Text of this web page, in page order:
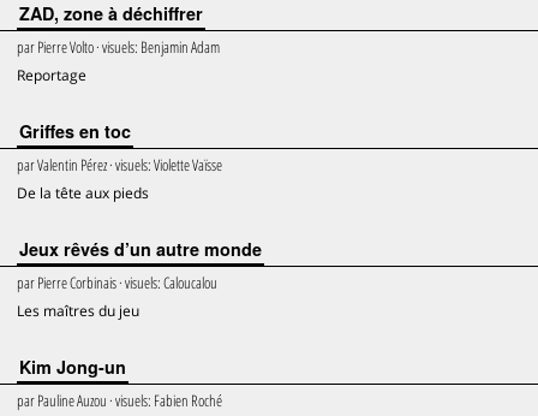
ZAD, zone à déchiffrer
parPierre Volto· visuels: Benjamin Adam
Reportage
Griffes en toc
parValentin Pérez· visuels:Violette Vaïsse
De la tête aux pieds
Jeux rêvés d’un autre monde
parPierre Corbinais· visuels:Caloucalou
Les maîtres du jeu
Kim Jong-un
parPauline Auzou · visuels: Fabien Roché